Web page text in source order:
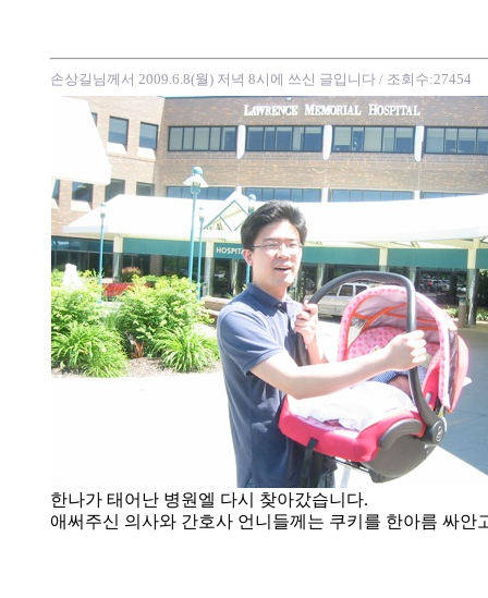
손상길님께서 2009.6.8(월) 저녁 8시에 쓰신 글입니다 / 조회수:27454
한나가 태어난 병원엘 다시 찾아갔습니다.
애써주신 의사와 간호사 언니들께는 쿠키를 한아름 싸안